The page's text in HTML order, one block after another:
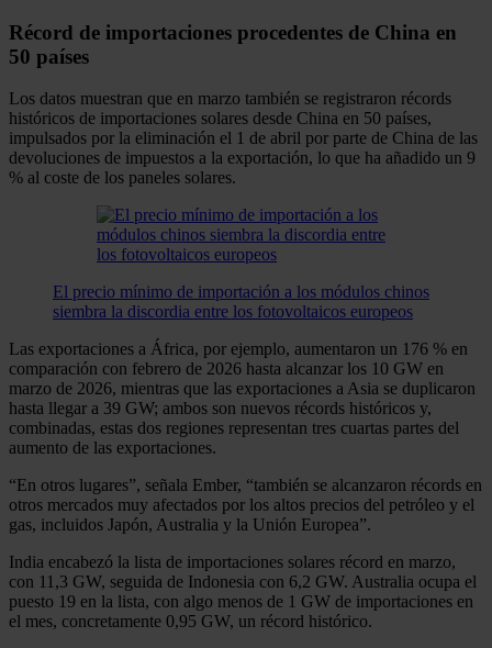
Récord de importaciones procedentes de China en
50 países
Los datos muestran que en marzo también se registraron récords
históricos de importaciones solares desde China en 50 países,
impulsados por la eliminación el 1 de abril por parte de China de las
devoluciones de impuestos a la exportación, lo que ha añadido un 9
% al coste de los paneles solares.
El precio mínimo de importación a los módulos chinos
siembra la discordia entre los fotovoltaicos europeos
Las exportaciones a África, por ejemplo, aumentaron un 176 % en
comparación con febrero de 2026 hasta alcanzar los 10 GW en
marzo de 2026, mientras que las exportaciones a Asia se duplicaron
hasta llegar a 39 GW; ambos son nuevos récords históricos y,
combinadas, estas dos regiones representan tres cuartas partes del
aumento de las exportaciones.
“En otros lugares”, señala Ember, “también se alcanzaron récords en
otros mercados muy afectados por los altos precios del petróleo y el
gas, incluidos Japón, Australia y la Unión Europea”.
India encabezó la lista de importaciones solares récord en marzo,
con 11,3 GW, seguida de Indonesia con 6,2 GW. Australia ocupa el
puesto 19 en la lista, con algo menos de 1 GW de importaciones en
el mes, concretamente 0,95 GW, un récord histórico.